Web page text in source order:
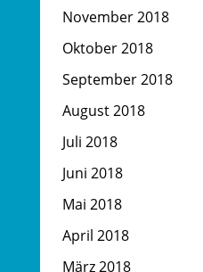
November 2018
Oktober 2018
September 2018
August 2018
Juli 2018
Juni 2018
Mai 2018
April 2018
März 2018